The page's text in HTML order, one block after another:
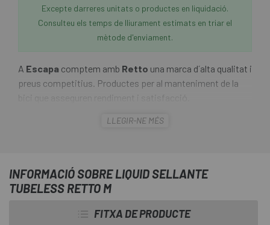
Excepte darreres unitats o productes en liquidació.
Consulteu els temps de lliurament estimats en triar el
mètode d'enviament.
A Escapa comptem amb Retto una marca d´alta qualitat i
preus competitius. Productes per al manteniment de la
bici que asseguren rendiment i satisfacció.
Líquid Sellante Tubeless Retto M
altes com en baixes temperatures i permet segellar
qualsevol punxada que puguis tenir durant les sortides.
LLEGIR-NE MÉS
INFORMACIÓ SOBRE LIQUID SELLANTE
TUBELESS RETTO M
FITXA DE PRODUCTE